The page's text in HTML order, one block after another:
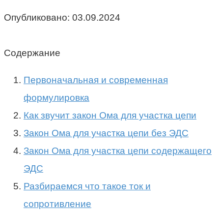
Опубликовано: 03.09.2024
Содержание
Первоначальная и современная
формулировка
Как звучит закон Ома для участка цепи
Закон Ома для участка цепи без ЭДС
Закон Ома для участка цепи содержащего
ЭДС
Разбираемся что такое ток и
сопротивление